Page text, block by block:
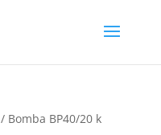
/ Bomba BP40/20 k